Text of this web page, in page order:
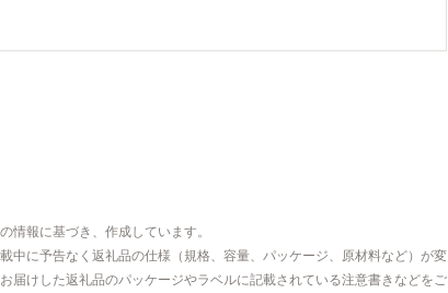
情報に基づき、作成しています。
中に予告なく返礼品の仕様（規格、容量、パッケージ、原材料など）が変
届けした返礼品のパッケージやラベルに記載されている注意書きなどをご